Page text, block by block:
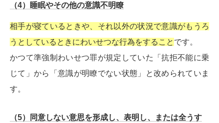
（4）睡眠やその他の意識不明瞭
相手が寝ているときや、それ以外の状況で意識がもうろ
うとしているときにわいせつな行為をすること です。
かつて準強制わいせつ罪が規定していた「抗拒不能に乗
じて」から「意識が明瞭でない状態」と改められていま
す。
（5）同意しない意思を形成し、表明し、または全うす